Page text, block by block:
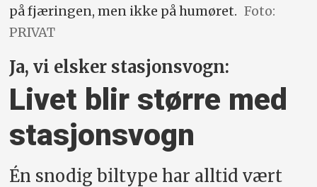
på fjæringen, men ikke på humøret. Foto:
PRIVAT
Ja, vi elsker stasjonsvogn:
Livet blir større med
stasjonsvogn
Én snodig biltype har alltid vært